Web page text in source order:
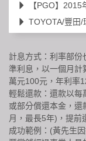
【PGO】2015
TOYOTA/豐田
計息方式：利率部
準利息，以一個月計
萬元100元，年利率
輕鬆還款：還款以每
或部分償還本金，還
月，最長5年)，提前
成功範例：(黃先生